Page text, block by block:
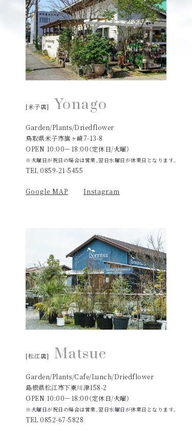
[米子店] Yonago
Garden/Plants/Driedflower
鳥取県米子市旗ヶ崎7-13-8
OPEN 10:00－18:00（定休日/火曜）
※火曜日が祝日の場合は営業、翌日水曜日が休業日となります。
TEL 0859-21-5455
Google MAP Instagram
[松江店] Matsue
Garden/Plants/Cafe/Lunch/Driedflower
島根県松江市下東川津158-2
OPEN 10:00－18:00（定休日/火曜）
※火曜日が祝日の場合は営業、翌日水曜日が休業日となります。
TEL 0852-67-5828